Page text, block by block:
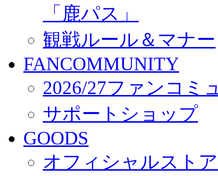
「鹿パス」
観戦ルール＆マナー
FANCOMMUNITY
2026/27ファンコミ
サポートショップ
GOODS
オフィシャルスト